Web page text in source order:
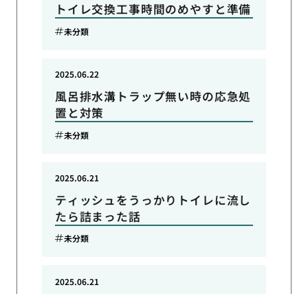
トイレ交換工事時間のめやすと準備
未分類
風呂排水溝トラップ無い時の応急処
置と対策
2025.06.22
未分類
ティッシュをうっかりトイレに流し
たら詰まった話
2025.06.21
未分類
2025.06.21